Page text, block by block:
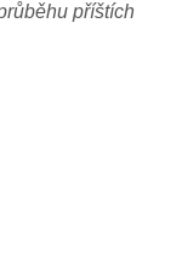
příštích